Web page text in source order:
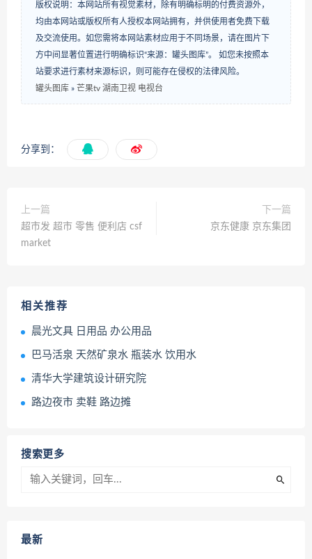
版权说明：本网站所有视觉素材，除有明确标明的付费资源外，
均由本网站或版权所有人授权本网站拥有，并供使用者免费下载
及交流使用。如您需将本网站素材应用于不同场景，请在图片下
方中间显著位置进行明确标识“来源：罐头图库”。 如您未按照本
站要求进行素材来源标识，则可能存在侵权的法律风险。
罐头图库 » 芒果tv 湖南卫视 电视台
分享到：
上一篇
超市发 超市 零售 便利店 csf
market
下一篇
京东健康 京东集团
相关推荐
晨光文具 日用品 办公用品
巴马活泉 天然矿泉水 瓶装水 饮用水
清华大学建筑设计研究院
路边夜市 卖鞋 路边摊
搜索更多
最新